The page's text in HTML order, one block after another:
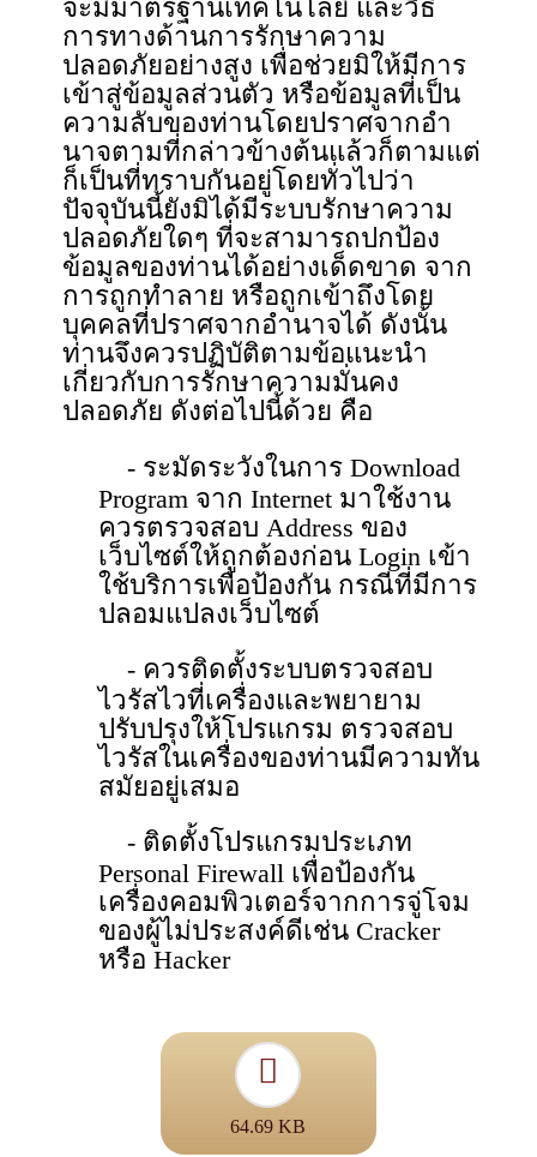
จะมีมาตรฐานเทคโนโลยี และวิธี
การทางด้านการรักษาความ
ปลอดภัยอย่างสูง เพื่อช่วยมิให้มีการ
เข้าสู่ข้อมูลส่วนตัว หรือข้อมูลที่เป็น
ความลับของท่านโดยปราศจากอํา
นาจตามที่กล่าวข้างต้นแล้วก็ตามแต่
ก็เป็นที่ทราบกันอยู่โดยทั่วไปว่า
ปัจจุบันนี้ยังมิได้มีระบบรักษาความ
ปลอดภัยใดๆ ที่จะสามารถปกป้อง
ข้อมูลของท่านได้อย่างเด็ดขาด จาก
การถูกทำลาย หรือถูกเข้าถึงโดย
บุคคลที่ปราศจากอำนาจได้ ดังนั้น
ท่านจึงควรปฏิบัติตามข้อแนะนํา
เกี่ยวกับการรักษาความมั่นคง
ปลอดภัย ดังต่อไปนี้ด้วย คือ
- ระมัดระวังในการ Download
Program จาก Internet มาใช้งาน
ควรตรวจสอบ Address ของ
เว็บไซต์ให้ถูกต้องก่อน Login เข้า
ใช้บริการเพื่อป้องกัน กรณีที่มีการ
ปลอมแปลงเว็บไซต์
- ควรติดตั้งระบบตรวจสอบ
ไวรัสไวที่เครื่องและพยายาม
ปรับปรุงให้โปรแกรม ตรวจสอบ
ไวรัสในเครื่องของท่านมีความทัน
สมัยอยู่เสมอ
- ติดตั้งโปรแกรมประเภท
Personal Firewall เพื่อป้องกัน
เครื่องคอมพิวเตอร์จากการจู่โจม
ของผู้ไม่ประสงค์ดีเช่น Cracker
หรือ Hacker
64.69 KB